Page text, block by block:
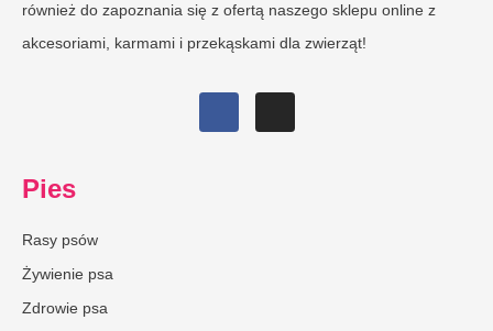
również do zapoznania się z ofertą naszego sklepu online z
akcesoriami, karmami i przekąskami dla zwierząt!
Pies
Rasy psów
Żywienie psa
Zdrowie psa